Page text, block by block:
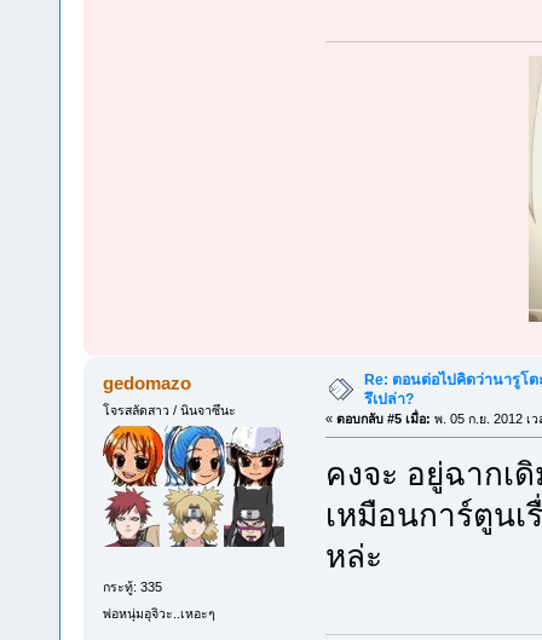
gedomazo
โจรสลัดสาว / นินจาซึนะ
กระทู้: 335
พ่อหนุ่มอุจิวะ..เหอะๆ
Re: ตอนต่อไปคิดว่านารูโ
รึเปล่า?
« ตอบกลับ #5 เมื่อ: พ. 05 ก.ย. 2012 เ
คงจะ อยู่ฉากเ
เหมือนการ์ตูนเ
หล่ะ